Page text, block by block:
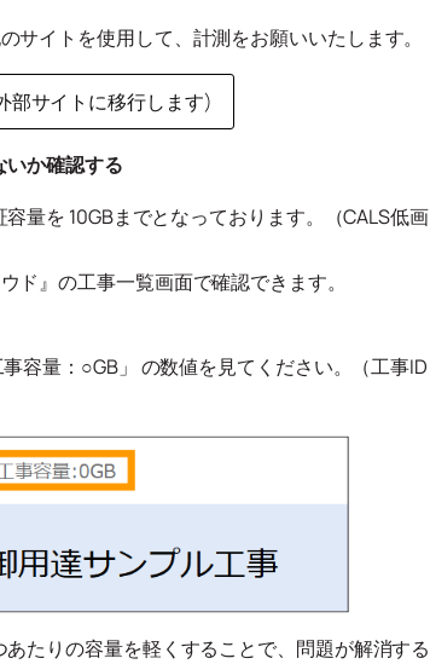
サイトを使用して、計測をお願いいたします。
部サイトに移行します)
か確認する
量を 10GBまでとなっております。（CALS低画
ド』の工事一覧画面で確認できます。
容量：○GB」 の数値を見てください。（工事ID
たりの容量を軽くすることで、問題が解消する